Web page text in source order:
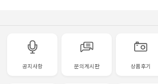
공지사항 문의게시판 상품후기